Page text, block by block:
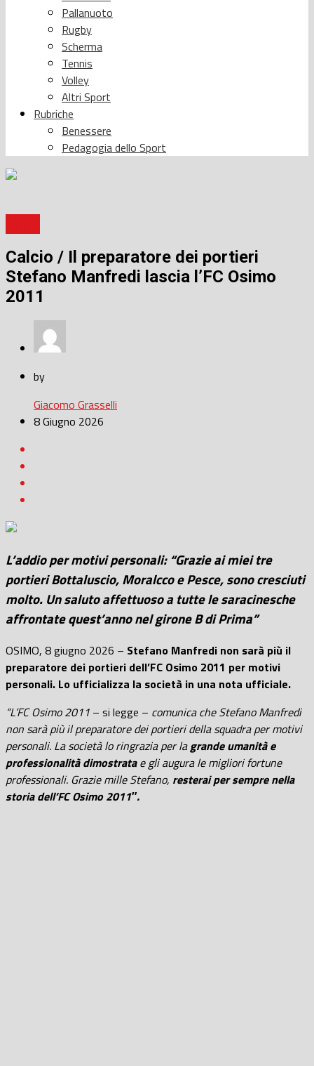
Pallanuoto
Rugby
Scherma
Tennis
Volley
Altri Sport
Rubriche
Benessere
Pedagogia dello Sport
Calcio / Il preparatore dei portieri
Stefano Manfredi lascia l’FC Osimo
2011
by
Giacomo Grasselli
8 Giugno 2026
L’addio per motivi personali: “Grazie ai miei tre
portieri Bottaluscio, Moralcco e Pesce, sono cresciuti
molto. Un saluto affettuoso a tutte le saracinesche
affrontate quest’anno nel girone B di Prima”
OSIMO, 8 giugno 2026 – Stefano Manfredi non sarà più il
preparatore dei portieri dell’FC Osimo 2011 per motivi
personali. Lo ufficializza la società in una nota ufficiale.
“L’FC Osimo 2011 – si legge – comunica che Stefano Manfredi
non sarà più il preparatore dei portieri della squadra per motivi
personali. La società lo ringrazia per lagrande umanità e
professionalità dimostratae gli augura le migliori fortune
professionali. Grazie mille Stefano, resterai per sempre nella
storia dell’FC Osimo 2011″.